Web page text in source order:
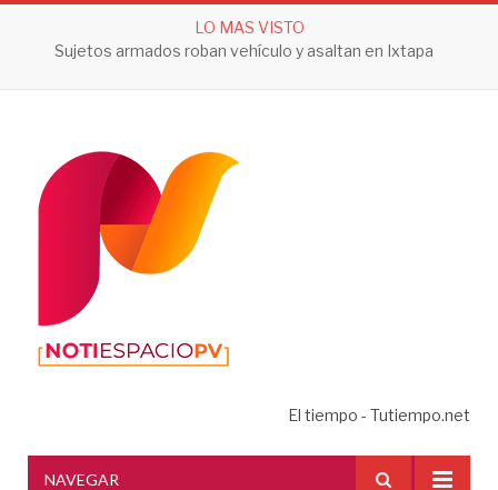
LO MAS VISTO
Sujetos armados roban vehículo y asaltan en Ixtapa
El tiempo - Tutiempo.net
NAVEGAR